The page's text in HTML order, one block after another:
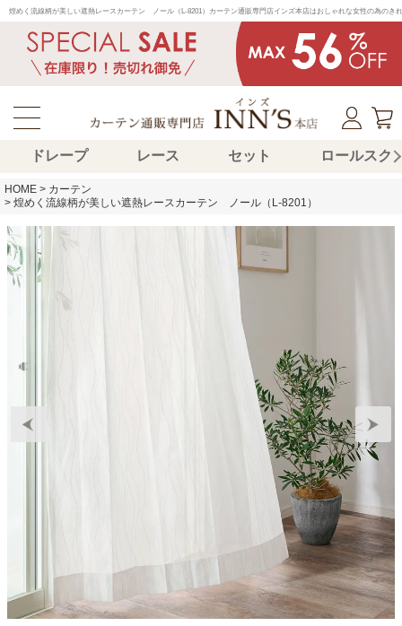
煌めく流線柄が美しい遮熱レースカーテン　ノール（L-8201）カーテン通販専門店インズ本店はおしゃれな女性の為のき
ドレープ レース セット ロールスク
HOME
カーテン
煌めく流線柄が美しい遮熱レースカーテン ノール（L-8201）